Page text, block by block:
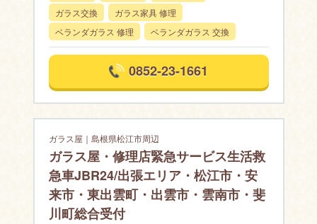
ガラス交換
ガラス家具 修理
ベランダガラス 修理
ベランダガラス 交換
0852-23-1661
ガラス屋｜島根県松江市周辺
ガラス屋・修理店緊急サービス生活救
急車JBR24/出張エリア・松江市・安
来市・東出雲町・出雲市・雲南市・斐
川町総合受付